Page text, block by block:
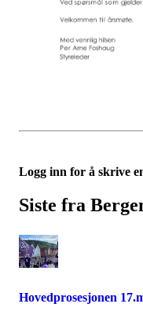
Logg inn for å skrive
Siste fra
Hovedprosesjonen